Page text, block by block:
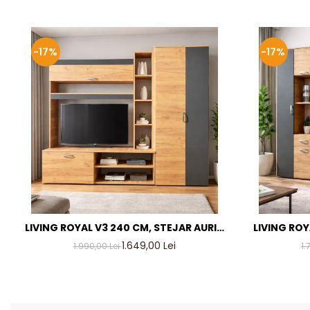
-17%
LIVING ROYAL V3 240 CM, STEJAR AURIU
& GRI ANTRACIT – MOBILIER LIVING
1.990,00 Lei1.649,00 Lei
-17%
LIVING
& GRI